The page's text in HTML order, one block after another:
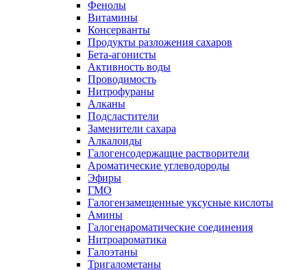
Фенолы
Витамины
Консерванты
Продукты разложения сахаров
Бета-агонисты
Активность воды
Проводимость
Нитрофураны
Алканы
Подсластители
Заменители сахара
Алкалоиды
Галогенсодержащие растворители
Ароматические углеводороды
Эфиры
ГМО
Галогензамещенные уксусные кислоты
Амины
Галогенароматические соединения
Нитроароматика
Галоэтаны
Тригалометаны